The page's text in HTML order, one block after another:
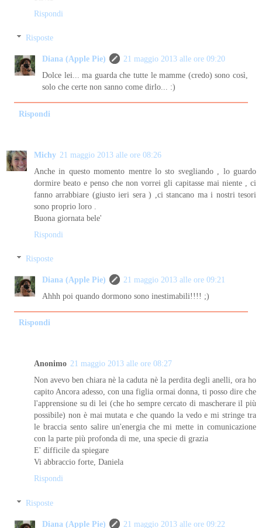
Rispondi
Risposte
Diana (Apple Pie)
21 maggio 2013 alle ore 09:20
Dolce lei... ma guarda che tutte le mamme (credo) sono così,
solo che certe non sanno come dirlo... :)
Rispondi
Michy 21 maggio 2013 alle ore 08:26
Anche in questo momento mentre lo sto svegliando , lo guardo
dormire beato e penso che non vorrei gli capitasse mai niente , ci
fanno arrabbiare (giusto ieri sera ) ,ci stancano ma i nostri tesori
sono proprio loro .
Buona giornata bele'
Rispondi
Risposte
Diana (Apple Pie)
21 maggio 2013 alle ore 09:21
Ahhh poi quando dormono sono inestimabili!!!! ;)
Rispondi
Anonimo 21 maggio 2013 alle ore 08:27
Non avevo ben chiara nè la caduta nè la perdita degli anelli, ora ho
capito Ancora adesso, con una figlia ormai donna, ti posso dire che
l'apprensione su di lei (che ho sempre cercato di mascherare il più
possibile) non è mai mutata e che quando la vedo e mi stringe tra
le braccia sento salire un'energia che mi mette in comunicazione
con la parte più profonda di me, una specie di grazia
E' difficile da spiegare
Vi abbraccio forte, Daniela
Rispondi
Risposte
Diana (Apple Pie) 21 maggio 2013 alle ore 09:22